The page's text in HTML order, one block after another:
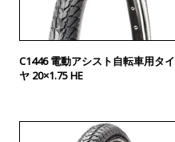
C1446 電動アシスト自転車用タイ
ヤ 20×1.75 HE